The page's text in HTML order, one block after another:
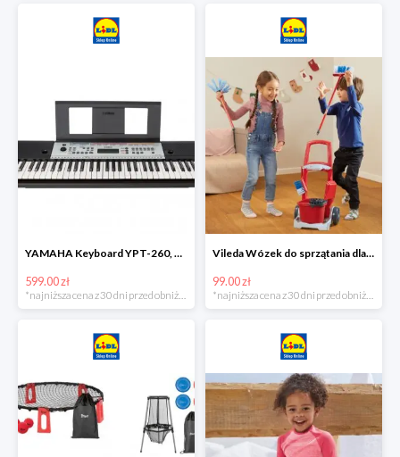
YAMAHA Keyboard YPT-260, 61 klawiszy
599.00 zł
*najniższa cena z 30 dni przed obniżką
Vileda Wózek do sprzątania dla dzieci
99.00 zł
*najniższa cena z 30 dni przed obniżką